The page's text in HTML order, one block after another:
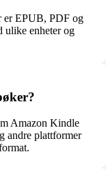
er EPUB, PDF og
ulike enheter og
Amazon Kindle
andre plattformer